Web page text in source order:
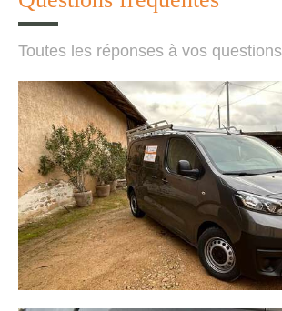
Toutes les réponses à vos questions